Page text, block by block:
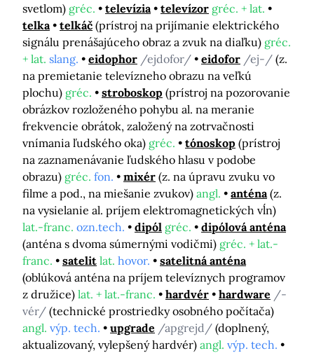
svetlom) gréc. televízia televízor gréc. + lat.
telka
telkáč (prístroj na prijímanie elektrického
signálu prenášajúceho obraz a zvuk na diaľku) gréc.
+ lat. slang. eidophor /ejdofor/ eidofor /ej-/ (z.
na premietanie televízneho obrazu na veľkú
plochu) gréc. stroboskop (prístroj na pozorovanie
obrázkov rozloženého pohybu al. na meranie
frekvencie obrátok, založený na zotrvačnosti
vnímania ľudského oka) gréc. tónoskop (prístroj
na zaznamenávanie ľudského hlasu v podobe
obrazu) gréc. fon. mixér (z. na úpravu zvuku vo
filme a pod., na miešanie zvukov) angl. anténa (z.
na vysielanie al. príjem elektromagnetických vĺn)
lat.-franc. ozn.tech. dipól gréc.
dipólová anténa
(anténa s dvoma súmernými vodičmi) gréc. + lat.-
franc.
satelit lat. hovor.
satelitná anténa
(oblúková anténa na príjem televíznych programov
z družice) lat. + lat.-franc. hardvér hardware /-
vér/ (technické prostriedky osobného počítača)
angl. výp. tech. upgrade /apgrejd/ (doplnený,
aktualizovaný, vylepšený hardvér) angl. výp. tech.